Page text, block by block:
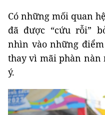
Có những mối quan
đã được “cứu rỗi”
nhìn vào những
thay vì mãi phàn nàn
ý.